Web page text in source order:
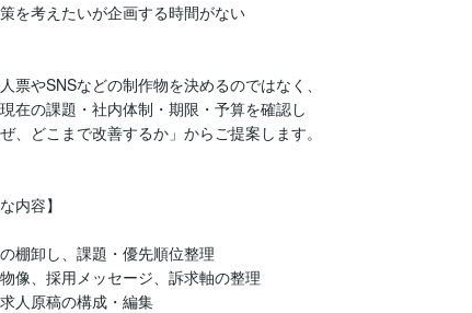
を考えたいが企画する時間がない
票やSNSなどの制作物を決めるのではなく、
在の課題・社内体制・期限・予算を確認し
ぜ、どこまで改善するか」からご提案します。
内容】
棚卸し、課題・優先順位整理
像、採用メッセージ、訴求軸の整理
人原稿の構成・編集